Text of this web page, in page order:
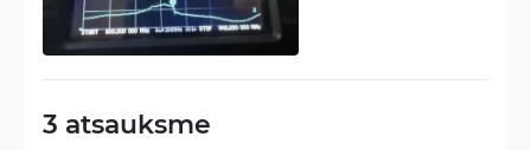
3 atsauksme